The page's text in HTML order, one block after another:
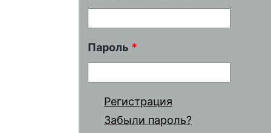
Пароль *
Регистрация
Забыли пароль?